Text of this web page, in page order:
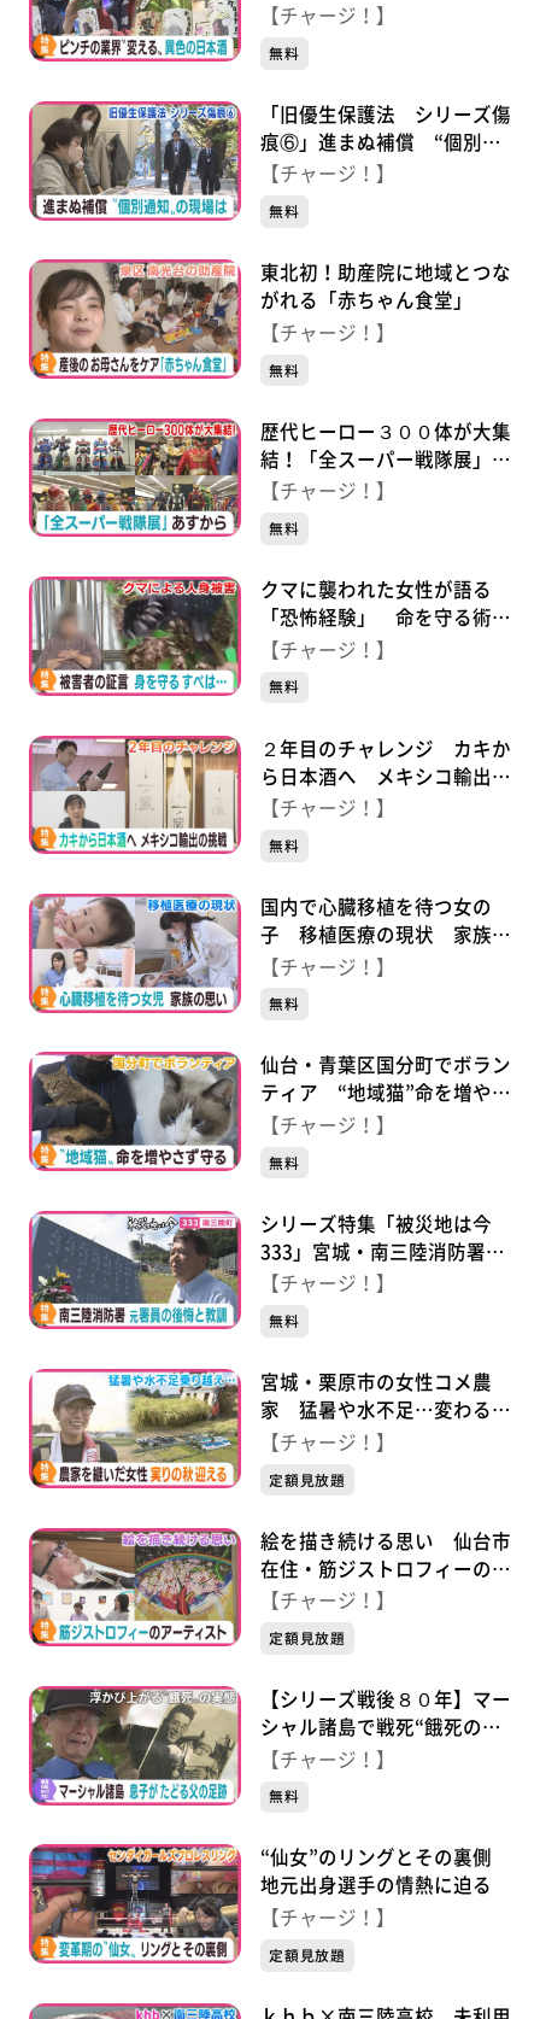
の新商品
【チャージ！】
無料
「旧優生保護法 シリーズ傷
痕⑥」進まぬ補償 “個別通
知”の現場 歴史の検証は？
【チャージ！】
無料
東北初！助産院に地域とつな
がれる「赤ちゃん食堂」
【チャージ！】
無料
歴代ヒーロー３００体が大集
結！「全スーパー戦隊展」１
１月２２日から仙台・青葉区
【チャージ！】
無料
クマに襲われた女性が語る
「恐怖経験」 命を守る術
は…
【チャージ！】
無料
２年目のチャレンジ カキか
ら日本酒へ メキシコ輸出の
挑戦
【チャージ！】
無料
国内で心臓移植を待つ女の
子 移植医療の現状 家族の
思い
【チャージ！】
無料
仙台・青葉区国分町でボラン
ティア “地域猫”命を増やさ
ず守る
【チャージ！】
無料
シリーズ特集「被災地は今
333」宮城・南三陸消防署の
元署員の男性 あの日の後悔
【チャージ！】
無料
宮城・栗原市の女性コメ農
家 猛暑や水不足…変わる農
政 困難乗り越え待望の稲刈
【チャージ！】
定額見放題
絵を描き続ける思い 仙台市
在住・筋ジストロフィーのア
ーティスト
【チャージ！】
定額見放題
【シリーズ戦後８０年】マー
シャル諸島で戦死“餓死の
島”息子がたどる父の足跡
【チャージ！】
無料
“仙女”のリングとその裏側
地元出身選手の情熱に迫る
【チャージ！】
定額見放題